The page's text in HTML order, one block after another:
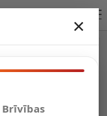
×
Brīvības